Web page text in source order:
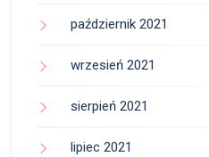
październik 2021
wrzesień 2021
sierpień 2021
lipiec 2021